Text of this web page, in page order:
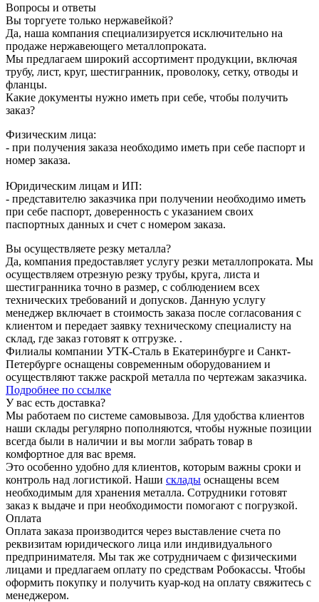
Вопросы и ответы
Вы торгуете только нержавейкой?
Да, наша компания специализируется исключительно на
продаже нержавеющего металлопроката.
Мы предлагаем широкий ассортимент продукции, включая
трубу, лист, круг, шестигранник, проволоку, сетку, отводы и
фланцы.
Какие документы нужно иметь при себе, чтобы получить
заказ?
Физическим лица:
- при получения заказа необходимо иметь при себе паспорт и
номер заказа.
Юридическим лицам и ИП:
- представителю заказчика при получении необходимо иметь
при себе паспорт, доверенность с указанием своих
паспортных данных и счет с номером заказа.
Вы осуществляете резку металла?
Да, компания предоставляет услугу резки металлопроката. Мы
осуществляем отрезную резку трубы, круга, листа и
шестигранника точно в размер, с соблюдением всех
технических требований и допусков. Данную услугу
менеджер включает в стоимость заказа после согласования с
клиентом и передает заявку техническому специалисту на
склад, где заказ готовят к отгрузке. .
Филиалы компании УТК-Сталь в Екатеринбурге и Санкт-
Петербурге оснащены современным оборудованием и
осуществляют также раскрой металла по чертежам заказчика.
Подробнее по ссылке
У вас есть доставка?
Мы работаем по системе самовывоза. Для удобства клиентов
наши склады регулярно пополняются, чтобы нужные позиции
всегда были в наличии и вы могли забрать товар в
комфортное для вас время.
Это особенно удобно для клиентов, которым важны сроки и
контроль над логистикой. Наши склады оснащены всем
необходимым для хранения металла. Сотрудники готовят
заказ к выдаче и при необходимости помогают с погрузкой.
Оплата
Оплата заказа производится через выставление счета по
реквизитам юридического лица или индивидуального
предпринимателя. Мы так же сотрудничаем с физическими
лицами и предлагаем оплату по средствам Робокассы. Чтобы
оформить покупку и получить куар-код на оплату свяжитесь с
менеджером.